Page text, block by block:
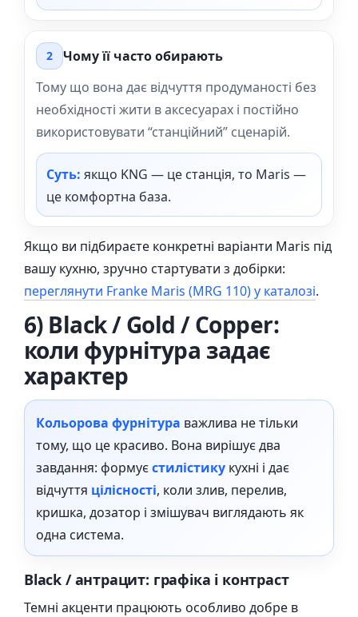
2
Чому її часто обирають
Тому що вона дає відчуття продуманості без
необхідності жити в аксесуарах і постійно
використовувати “станційний” сценарій.
Суть: якщо KNG — це станція, то Maris —
це комфортна база.
Якщо ви підбираєте конкретні варіанти Maris під
вашу кухню, зручно стартувати з добірки:
переглянути Franke Maris (MRG 110) у каталозі.
6) Black / Gold / Copper:
коли фурнітура задає
характер
Кольорова фурнітура важлива не тільки
тому, що це красиво. Вона вирішує два
завдання: формуєстилістику кухні і дає
відчуття цілісності, коли злив, перелив,
кришка, дозатор і змішувач виглядають як
одна система.
Black / антрацит: графіка і контраст
Темні акценти працюють особливо добре в